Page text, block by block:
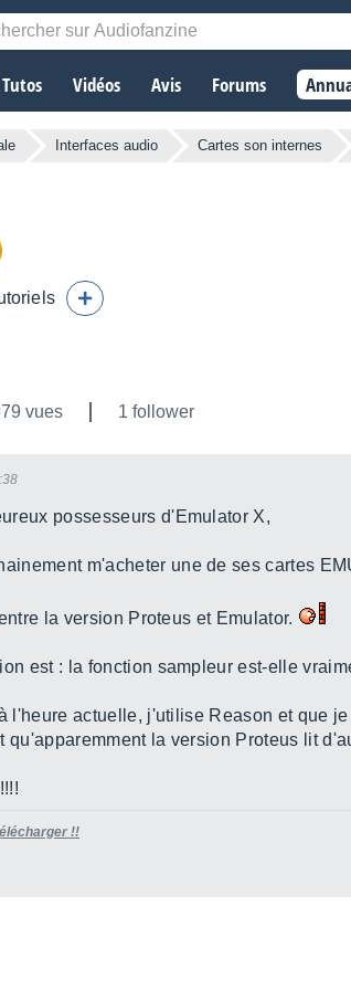
Tutos Vidéos Avis Forums
Interfaces audio Cartes son internes
vues 1 follower
possesseurs d'Emulator X,
m'acheter une de ses cartes
la version Proteus et Emulator.
est : la fonction sampleur est-elle
l'heure actuelle, j'utilise Reason et que
qu'apparemment la version Proteus lit
!!